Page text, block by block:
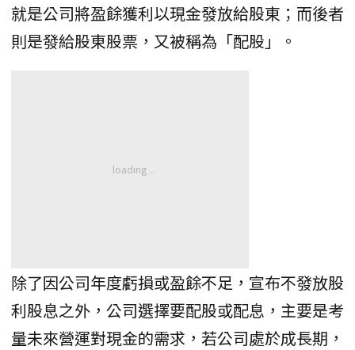
就是公司將盈餘獲利以現金發放給股東；而後者
則是發給股東股票，又被稱為「配股」。
除了因公司年度虧損或盈餘不足，宣布不發放股
利股息之外，公司選擇要配股或配息，主要是考
量未來營運對現金的需求，若公司處於成長期，